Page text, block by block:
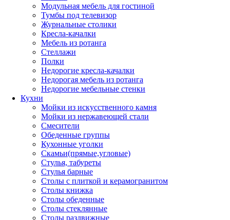
Модульная мебель для гостиной
Тумбы под телевизор
Журнальные столики
Кресла-качалки
Мебель из ротанга
Стеллажи
Полки
Недорогие кресла-качалки
Недорогая мебель из ротанга
Недорогие мебельные стенки
Кухни
Мойки из искусственного камня
Мойки из нержавеющей стали
Смесители
Обеденные группы
Кухонные уголки
Скамьи(прямые,угловые)
Стулья, табуреты
Стулья барные
Столы с плиткой и керамогранитом
Столы книжка
Столы обеденные
Столы стеклянные
Столы раздвижные